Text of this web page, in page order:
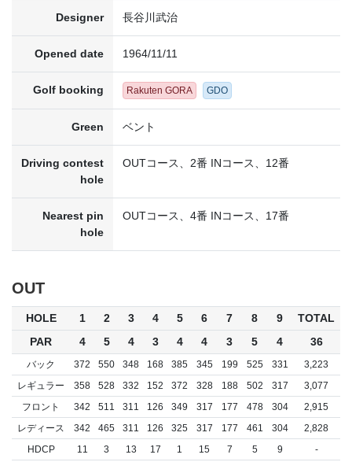
Designer 長谷川武治
Opened date 1964/11/11
Golf booking Rakuten GORA GDO
Green ベント
Driving contest
hole
OUTコース、2番 INコース、12番
Nearest pin
hole
OUTコース、4番 INコース、17番
OUT
HOLE 1 2 3 4 5 6 7 8 9
TOTAL
PAR
4 5 4 3 4 4 3 5 4 36
バック 372 550 348 168 385 345 199 525 331
3,223
レギュラー
358 528 332 152 372 328 188 502 317
3,077
フロント
342 511 311 126 349 317 177 478 304
2,915
レディース
342 465 311 126 325 317 177 461 304
2,828
HDCP
11 3 13 17 1 15 7 5 9 -